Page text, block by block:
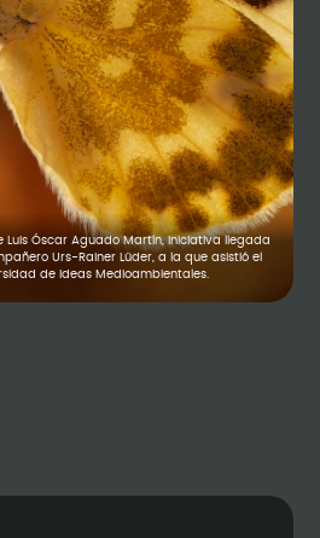
Óscar Aguado Martín, iniciativa llegada
Urs-Rainer Lüder, a la que asistió el
de Ideas Medioambientales.